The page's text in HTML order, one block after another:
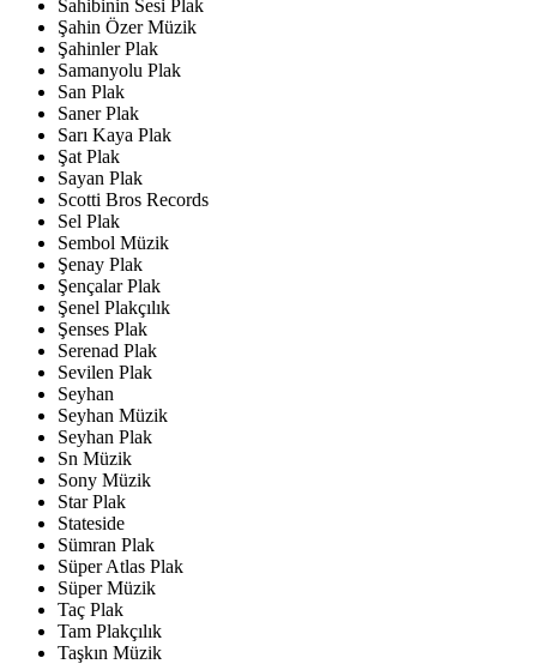
Sahibinin Sesi Plak
Şahin Özer Müzik
Şahinler Plak
Samanyolu Plak
San Plak
Saner Plak
Sarı Kaya Plak
Şat Plak
Sayan Plak
Scotti Bros Records
Sel Plak
Sembol Müzik
Şenay Plak
Şençalar Plak
Şenel Plakçılık
Şenses Plak
Serenad Plak
Sevilen Plak
Seyhan
Seyhan Müzik
Seyhan Plak
Sn Müzik
Sony Müzik
Star Plak
Stateside
Sümran Plak
Süper Atlas Plak
Süper Müzik
Taç Plak
Tam Plakçılık
Taşkın Müzik